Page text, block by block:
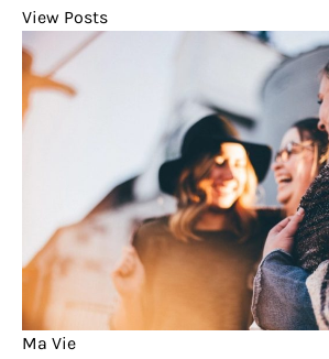
View Posts
Ma Vie